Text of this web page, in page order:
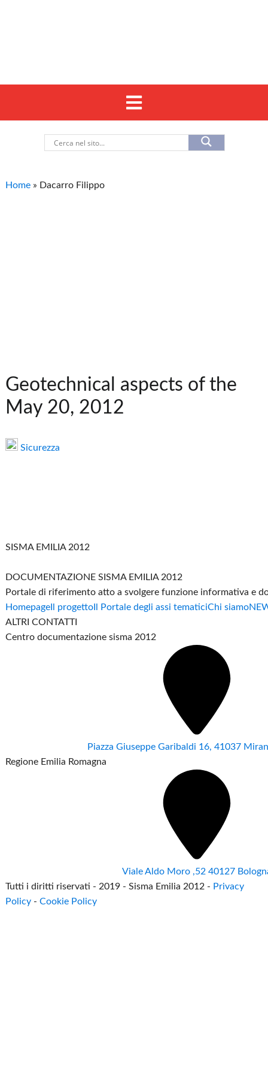
Home » Dacarro Filippo
Geotechnical aspects of the
May 20, 2012
Sicurezza
SISMA EMILIA 2012
DOCUMENTAZIONE SISMA EMILIA 2012
Portale di riferimento atto a svolgere funzione informativa e
Homepage Il progetto Il Portale degli assi tematiciChi siamo
ALTRI CONTATTI
Centro documentazione sisma 2012
Piazza Giuseppe Garibaldi 16, 41037
Regione Emilia Romagna
Viale Aldo Moro ,52 40127
Tutti i diritti riservati - 2019 - Sisma Emilia 2012 - Privacy
Policy -Cookie Policy